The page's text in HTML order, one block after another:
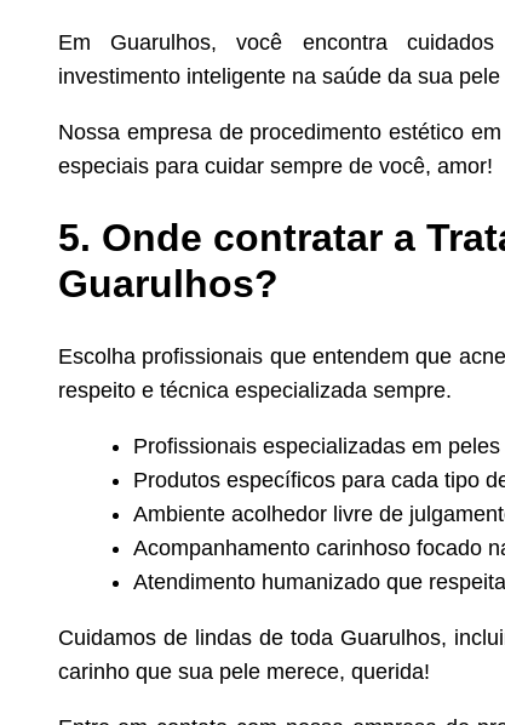
Em Guarulhos, você encontra
investimento inteligente na saúde da sua pele
Nossa empresa de procedimento estético
especiais para cuidar sempre de você, amor!
5. Onde contratar a
Guarulhos?
Escolha profissionais que entendem que
respeito e técnica especializada sempre.
Profissionais especializadas em
Produtos específicos para cada tipo
Ambiente acolhedor livre de
Acompanhamento carinhoso focado
Atendimento humanizado que
Cuidamos de lindas de toda Guarulhos,
carinho que sua pele merece, querida!